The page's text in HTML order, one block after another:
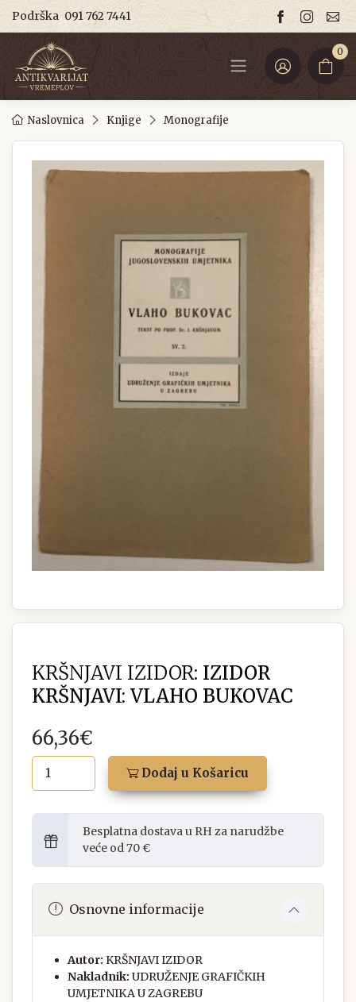
Podrška 091 762 7441
0
Naslovnica Knjige Monografije
KRŠNJAVI IZIDOR: IZIDOR
KRŠNJAVI: VLAHO BUKOVAC
66,36€
Dodaj u Košaricu
Besplatna dostava u RH za narudžbe
veće od 70 €
Osnovne informacije
Autor: KRŠNJAVI IZIDOR
Nakladnik: UDRUŽENJE GRAFIČKIH
UMJETNIKA U ZAGREBU